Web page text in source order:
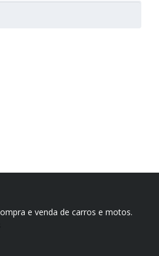
e venda de carros e motos.